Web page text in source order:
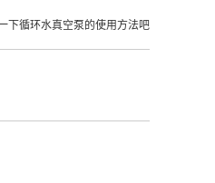
下循环水真空泵的使用方法吧